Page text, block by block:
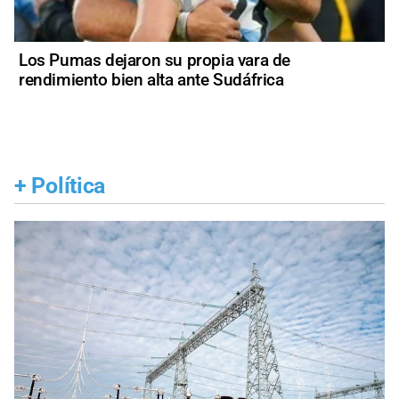
Los Pumas dejaron su propia vara de
rendimiento bien alta ante Sudáfrica
+ Política